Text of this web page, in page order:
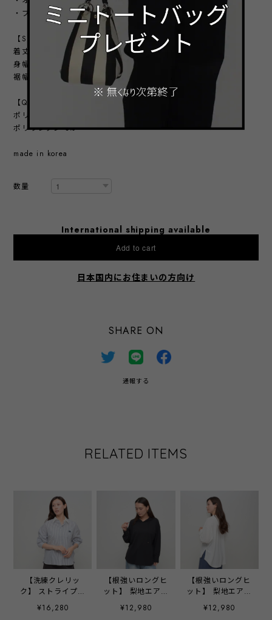
・ブラック
【SIZE】
着丈：前60㎝ ／ 後72㎝
身幅：61㎝
裾幅：60.5㎝
【QUALITY】
ポリエステル 97%
ポリウレタン 3%
made in korea
数量
International shipping available
Add to cart
日本国内にお住まいの方向け
SHARE ON
通報する
RELATED ITEMS
【洗練クレリッ
ク】 ストライプ刺
繍立体シャツ ‐
LEI-2654 オフ×ブ
¥16,280
【根強いロングヒ
ット】 梨地エアリ
ーストレッチパー
カー - LEQ-2473C
¥12,980
【根強いロングヒ
ット】 梨地エアリ
ーストレッチパー
カー - LEQ-2473C
¥12,980